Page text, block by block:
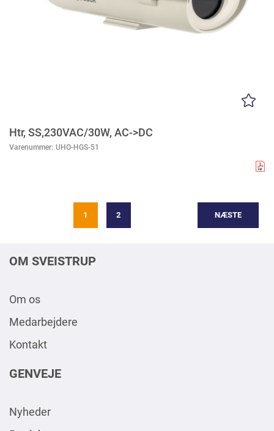
Htr, SS,230VAC/30W, AC->DC
Varenummer: UHO-HGS-51
1 2 NÆSTE
OM SVEISTRUP
Om os
Medarbejdere
Kontakt
GENVEJE
Nyheder